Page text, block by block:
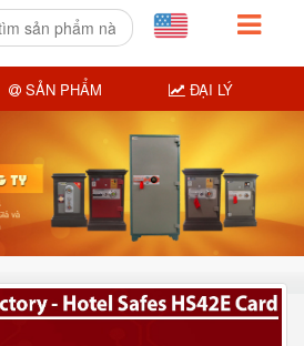
SẢN PHẨM ĐẠI LÝ